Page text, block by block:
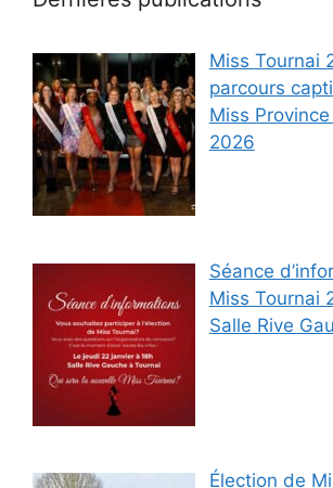
Miss Tournai
parcours
Miss
2026
Séance
Miss Tournai
Salle Rive
Élection de